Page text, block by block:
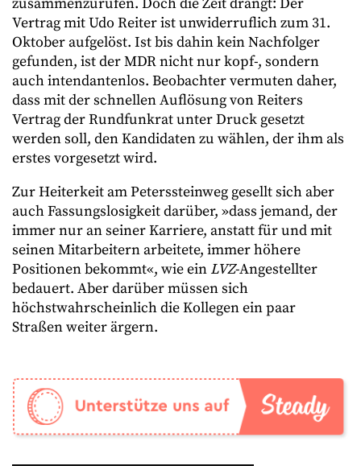
Vertrag mit Udo Reiter ist unwiderruflich zum 31.
Oktober aufgelöst. Ist bis dahin kein Nachfolger
gefunden, ist der MDR nicht nur kopf-, sondern
auch intendantenlos. Beobachter vermuten daher,
dass mit der schnellen Auflösung von Reiters
Vertrag der Rundfunkrat unter Druck gesetzt
werden soll, den Kandidaten zu wählen, der ihm als
erstes vorgesetzt wird.
Zur Heiterkeit am Peterssteinweg gesellt sich aber
auch Fassungslosigkeit darüber, »dass jemand, der
immer nur an seiner Karriere, anstatt für und mit
seinen Mitarbeitern arbeitete, immer höhere
Positionen bekommt«, wie ein LVZ-Angestellter
bedauert. Aber darüber müssen sich
höchstwahrscheinlich die Kollegen ein paar
Straßen weiter ärgern.